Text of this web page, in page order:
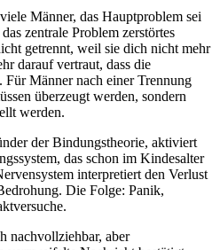
Männer, das Hauptproblem sei
zentrale Problem zerstörtes
getrennt, weil sie dich nicht mehr
darauf vertraut, dass die
Männer nach einer Trennung
überzeugt werden, sondern
werden.
der Bindungstheorie, aktiviert
das schon im Kindesalter
interpretiert den Verlust
Die Folge: Panik,
nachvollziehbar, aber